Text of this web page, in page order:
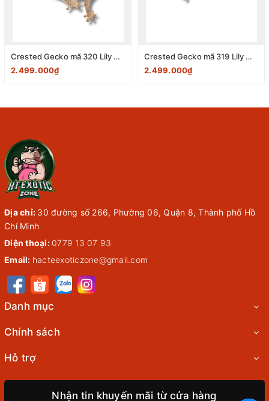
Crested Gecko mã 320 Lily White size 10-12cm
2.499.000₫
Crested Gecko mã 319 Lily White size 10-12cm
2.499.000₫
Địa chỉ: 30 đường số 266, Phường 06, Quận 8, Thành phố Hồ
Chí Minh
Điện thoại: 0779 13 07 93
Email: hacteexoticzone@gmail.com
Danh mục
Chính sách
Hỗ trợ
Nhận tin khuyến mãi từ cửa hàng